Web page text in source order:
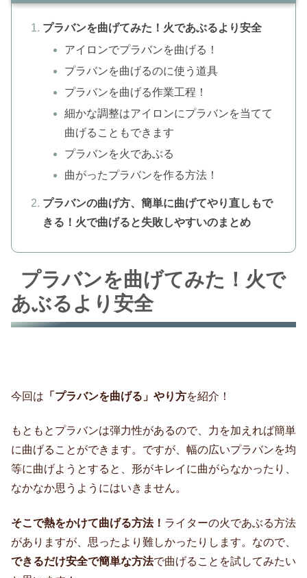
プラバンを曲げてみた！火であぶるより安全
アイロンでプラバンを曲げる！
プラバンを曲げるのに使う道具
プラバンを曲げる作業工程！
細かな調整はアイロンにプラバンを当てて
曲げることもできます
プラバンを火であぶる
曲がったプラバンを作る方法！
プラバンの曲げ方、簡単に曲げてやり直しもで
きる！火で曲げると失敗しやすいのまとめ
プラバンを曲げてみた！火で
あぶるより安全
今回は 「プラバンを曲げる」やり方を紹介！
もともとプラバンは弾力性があるので、力を加えれば簡単
に曲げることができます。ですが、幅の広いプラバンを均
等に曲げようとすると、形がキレイに曲がらなかったり、
なかなか思うようにはいきません。
そこで熱をかけて曲げる方法！ ライターの火であぶる方法
がありますが、思ったより難しかったりします。なので、
できるだけ安全で簡単な方法で曲げることを試してみたい